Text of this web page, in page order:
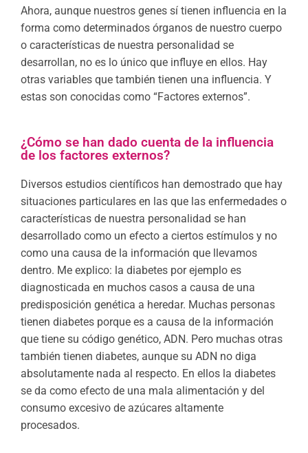
Ahora, aunque nuestros genes sí tienen influencia en la
forma como determinados órganos de nuestro cuerpo
o características de nuestra personalidad se
desarrollan, no es lo único que influye en ellos. Hay
otras variables que también tienen una influencia. Y
estas son conocidas como “Factores externos”.
¿Cómo se han dado cuenta de la influencia
de los factores externos?
Diversos estudios científicos han demostrado que hay
situaciones particulares en las que las enfermedades o
características de nuestra personalidad se han
desarrollado como un efecto a ciertos estímulos y no
como una causa de la información que llevamos
dentro. Me explico: la diabetes por ejemplo es
diagnosticada en muchos casos a causa de una
predisposición genética a heredar. Muchas personas
tienen diabetes porque es a causa de la información
que tiene su código genético, ADN. Pero muchas otras
también tienen diabetes, aunque su ADN no diga
absolutamente nada al respecto. En ellos la diabetes
se da como efecto de una mala alimentación y del
consumo excesivo de azúcares altamente
procesados.